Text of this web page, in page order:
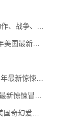
军事大片]
作动画大片]
动作科幻大片]
险科幻大片]
国语中字